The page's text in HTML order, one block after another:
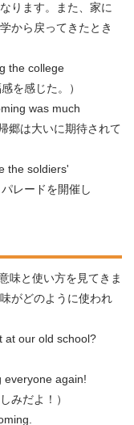
ります。また、家に
から戻ってきたとき
the college
を感じた。）
was much
郷は大いに期待されて
the soldiers'
レードを開催し
味と使い方を見てきま
がどのように使われ
at our old school?
everyone again!
みだよ！）